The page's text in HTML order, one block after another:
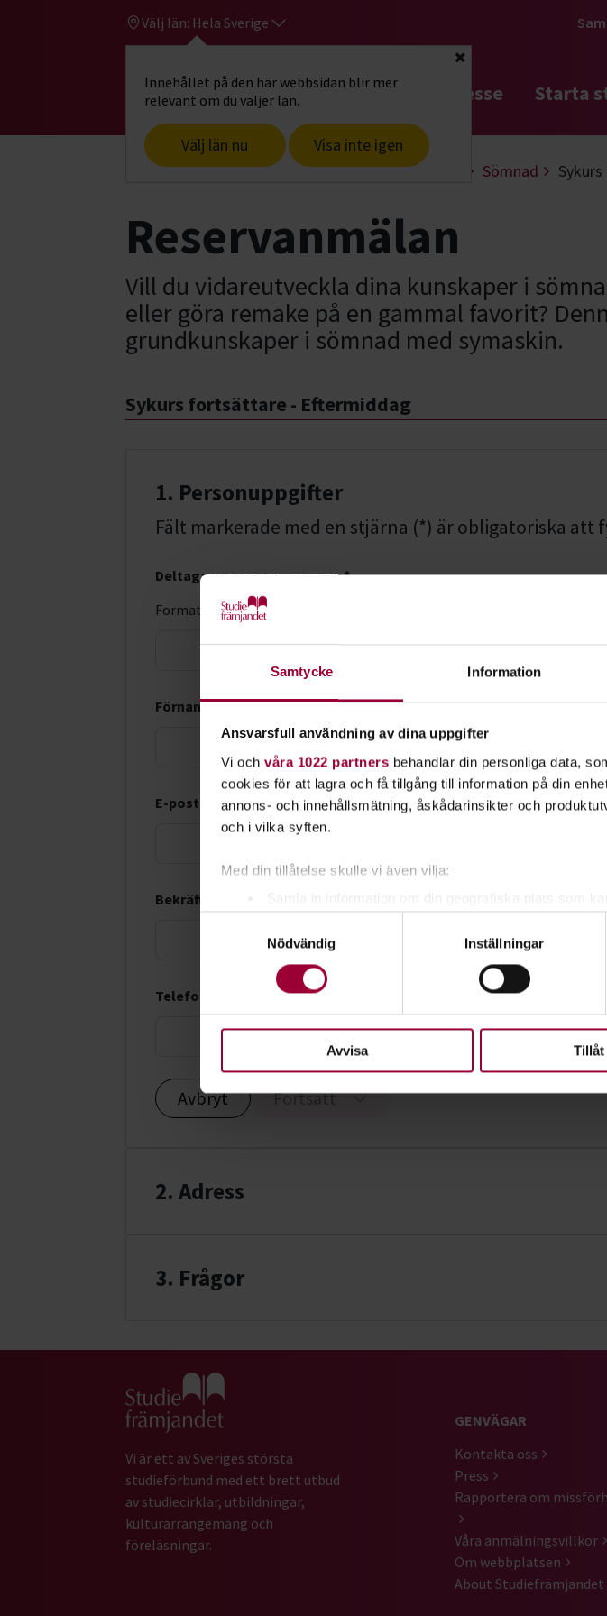
Samtycke Information
Ansvarsfull användning av dina uppgifter
Vi och våra 1022 partners behandlar din personliga data,
cookies för att lagra och få tillgång till information på din
annons- och innehållsmätning, åskådarinsikter och
och i vilka syften.
Med din tillåtelse skulle vi även vilja:
Samla in information om din geografiska plats som
Ta reda på mer om hur dina personliga uppgifter behandlas
eller dra tillbaka ditt samtycke när som helst från cookie-
För att du ska få en så bra upplevelse som möjligt
Nödvändig
Inställningar
Avvisa Tillåt
Välj län: Hela Sverige
Innehållet på den här webbsidan blir mer
relevant om du väljer län.
Välj län nu Visa inte igen
Stäng
Gå till studiefrämjandets startsidaHitta intresse Starta
Start Hitta intresse Konst, hantverk & design Sömnad
Reservanmälan
Vill du vidareutveckla dina kunskaper i
eller göra remake på en gammal favorit?
grundkunskaper i sömnad med symaskin.
Sykurs fortsättare - Eftermiddag
1. Personuppgifter
Fält markerade med en stjärna (*) är obligatoriska att
Deltagarens personnummer *
Format: ÅÅÅÅMMDD-XXXX
Förnamn * Efternamn *
E-postadress *
Bekräfta e-postadress *
Telefonnummer *
Avbryt Fortsätt
2. Adress
3. Frågor
Gå till studiefrämjandets startsida
Vi är ett av Sveriges största
studieförbund med ett brett utbud
av studiecirklar, utbildningar,
kulturarrangemang och
föreläsningar.
GENVÄGAR
Kontakta oss
Press
Rapportera om
Våra anmälningsvillkor
Om webbplatsen
About Studiefrämjandet